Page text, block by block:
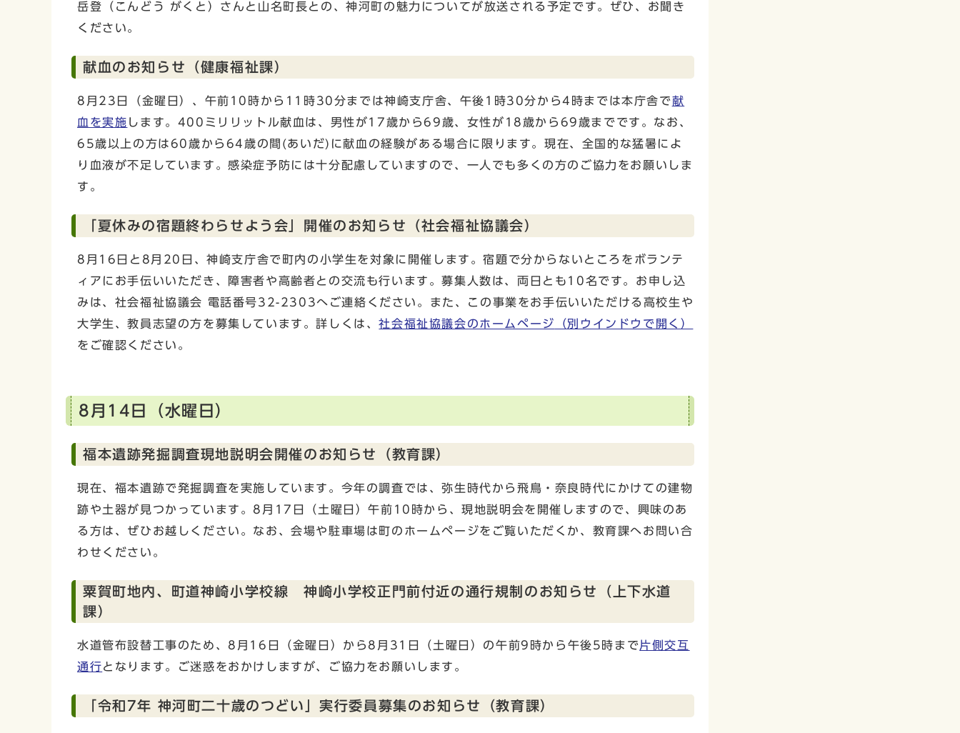
岳登（こんどう がくと）さんと山名町長との、神河町の魅力についてが放送される予定です。ぜひ、お聞き
ください。
献血のお知らせ（健康福祉課）
8月23日（金曜日）、午前10時から11時30分までは神崎支庁舎、午後1時30分から4時までは本庁舎で献
血を実施 します。400ミリリットル献血は、男性が17歳から69歳、女性が18歳から69歳までです。なお、
65歳以上の方は60歳から64歳の間(あいだ)に献血の経験がある場合に限ります。現在、全国的な猛暑によ
り血液が不足しています。感染症予防には十分配慮していますので、一人でも多くの方のご協力をお願いしま
す。
「夏休みの宿題終わらせよう会」開催のお知らせ（社会福祉協議会）
8月16日と8月20日、神崎支庁舎で町内の小学生を対象に開催します。宿題で分からないところをボランテ
ィアにお手伝いいただき、障害者や高齢者との交流も行います。募集人数は、両日とも10名です。お申し込
みは、社会福祉協議会 電話番号32-2303へご連絡ください。また、この事業をお手伝いいただける高校生や
大学生、教員志望の方を募集しています。詳しくは、社会福祉協議会のホームページ
（別ウインドウで開く）
をご確認ください。
8月14日（水曜日）
福本遺跡発掘調査現地説明会開催のお知らせ（教育課）
現在、福本遺跡で発掘調査を実施しています。今年の調査では、弥生時代から飛鳥・奈良時代にかけての建物
跡や土器が見つかっています。8月17日（土曜日）午前10時から、現地説明会を開催しますので、興味のあ
る方は、ぜひお越しください。なお、会場や駐車場は町のホームページをご覧いただくか、教育課へお問い合
わせください。
粟賀町地内、町道神崎小学校線 神崎小学校正門前付近の通行規制のお知らせ（上下水道
課）
水道管布設替工事のため、8月16日（金曜日）から8月31日（土曜日）の午前9時から午後5時まで片側交互
通行となります。ご迷惑をおかけしますが、ご協力をお願いします。
「令和7年 神河町二十歳のつどい」実行委員募集のお知らせ（教育課）